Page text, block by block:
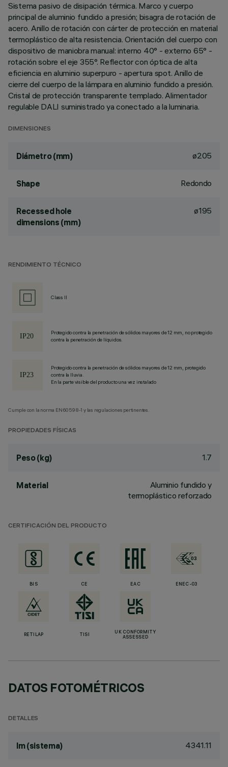
Sistema pasivo de disipación térmica. Marco y cuerpo
principal de aluminio fundido a presión; bisagra de rotación de
acero. Anillo de rotación con cárter de protección en material
termoplástico de alta resistencia. Orientación del cuerpo con
dispositivo de maniobra manual: interno 40° - externo 65° -
rotación sobre el eje 355°. Reflector con óptica de alta
eficiencia en aluminio superpuro - apertura spot. Anillo de
cierre del cuerpo de la lámpara en aluminio fundido a presión.
Cristal de protección transparente templado. Alimentador
regulable DALI suministrado ya conectado a la luminaria.
DIMENSIONES
Diámetro (mm) ø205
Shape Redondo
Recessed hole
dimensions (mm)
ø195
RENDIMIENTO TÉCNICO
Class II
Protegido contra la penetración de sólidos mayores de 12 mm, no protegido
contra la penetración de líquidos.
Protegido contra la penetración de sólidos mayores de 12 mm, protegido
contra la lluvia.
En la parte visible del producto una vez instalado
Cumple con la norma EN60598-1 y las regulaciones pertinentes.
PROPIEDADES FÍSICAS
Peso (kg) 1.7
Material
Aluminio fundido y
termoplástico reforzado
CERTIFICACIÓN DEL PRODUCTO
BIS CE EAC ENEC-03
RETILAP TISI
UK CONFORMITY
ASSESSED
DATOS FOTOMÉTRICOS
DETALLES
lm (sistema) 4341.11